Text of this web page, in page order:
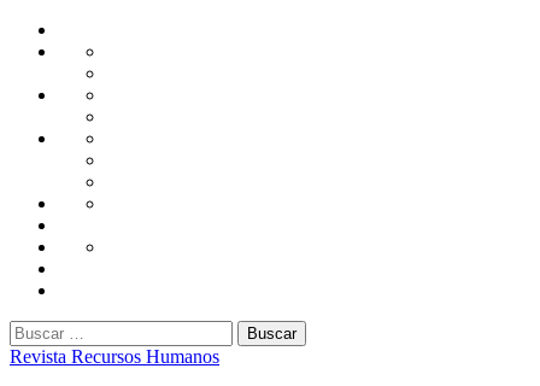
Saltar
Administración
Capacitación
Desarrollo
Gestión
Laborales
Selección
Buscar:
Revista Recursos Humanos